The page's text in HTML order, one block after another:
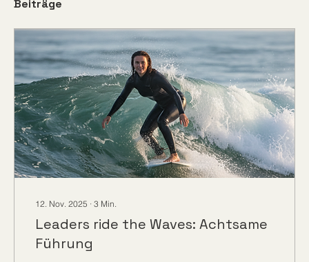
Beiträge
12. Nov. 2025 ∙ 3 Min.
Leaders ride the Waves: Achtsame
Führung